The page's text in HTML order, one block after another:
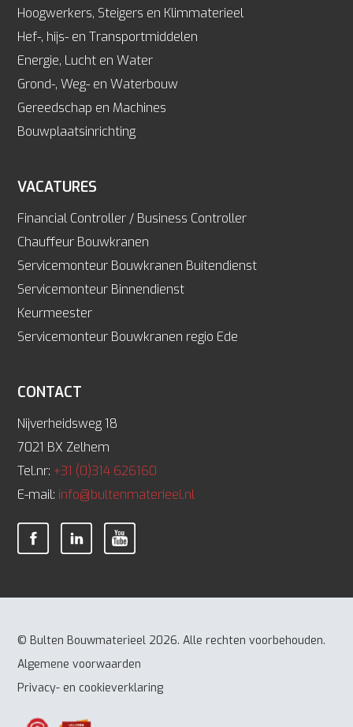
VACATURES
Financial Controller / Business Controller
Chauffeur Bouwkranen
Servicemonteur Bouwkranen Buitendienst
Servicemonteur Binnendienst
Keurmeester
Servicemonteur Bouwkranen regio Ede
Hoogwerkers, Steigers en Klimmaterieel
Hef-, hijs- en Transportmiddelen
Energie, Lucht en Water
Grond-, Weg- en Waterbouw
Gereedschap en Machines
Bouwplaatsinrichting
CONTACT
Nijverheidsweg 18
7021 BX Zelhem
Tel.nr: +31 (0)314 626160
E-mail: info@bultenmaterieel.nl
© Bulten Bouwmaterieel 2026. Alle rechten voorbehouden.
Algemene voorwaarden
Privacy- en cookieverklaring